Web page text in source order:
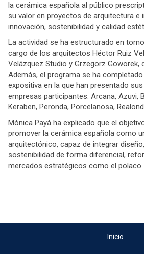
la cerámica española al público
su valor en proyectos de arquitectura e
innovación, sostenibilidad y calidad
La actividad se ha estructurado en
cargo de los arquitectos Héctor Ruiz
Velázquez Studio y Grzegorz Goworek,
Además, el programa se ha
expositiva en la que han presentado
empresas participantes: Arcana, Azuvi,
Keraben, Peronda, Porcelanosa,
Mónica Payá ha explicado que el
promover la cerámica española como
arquitectónico, capaz de integrar
sostenibilidad de forma diferencial,
mercados estratégicos como el polaco.
Inicio